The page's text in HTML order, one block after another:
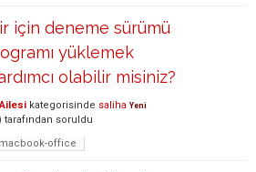
için deneme sürümü
yüklemek
olabilir misiniz?
kategorisinde saliha Yeni
tarafından soruldu
macbook-office